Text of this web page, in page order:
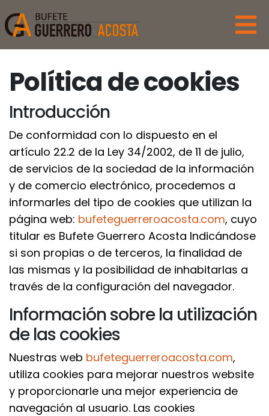
Política de cookies
Introducción
De conformidad con lo dispuesto en el
artículo 22.2 de la Ley 34/2002, de 11 de julio,
de servicios de la sociedad de la información
y de comercio electrónico, procedemos a
informarles del tipo de cookies que utilizan la
página web: bufeteguerreroacosta.com, cuyo
titular es Bufete Guerrero Acosta Indicándose
si son propias o de terceros, la finalidad de
las mismas y la posibilidad de inhabitarlas a
través de la configuración del navegador.
Información sobre la utilización
de las cookies
Nuestras web bufeteguerreroacosta.com,
utiliza cookies para mejorar nuestros website
y proporcionarle una mejor experiencia de
navegación al usuario. Las cookies